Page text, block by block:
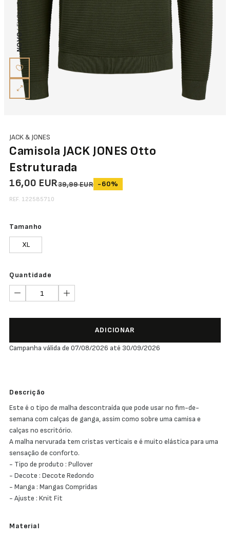
NOVO
JACK & JONES
Camisola JACK JONES Otto
Estruturada
16,00 EUR39,99 EUR -60%
REF. 122585710
Tamanho
XL
Quantidade
ADICIONAR
Campanha válida de 07/08/2026 até 30/09/2026
Descrição
Este é o tipo de malha descontraída que pode usar no fim-de-
semana com calças de ganga, assim como sobre uma camisa e
calças no escritório.
A malha nervurada tem cristas verticais e é muito elástica para uma
sensação de conforto.
- Tipo de produto : Pullover
- Decote : Decote Redondo
- Manga : Mangas Compridas
- Ajuste : Knit Fit
Material